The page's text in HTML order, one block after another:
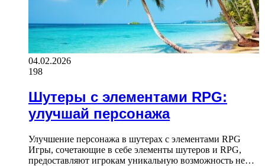
04.02.2026
198
Шутеры с элементами RPG:
улучшай персонажа
Улучшение персонажа в шутерах с элементами RPG
Игры, сочетающие в себе элементы шутеров и RPG,
предоставляют игрокам уникальную возможность не…